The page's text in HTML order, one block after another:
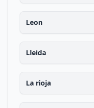
Leon
Lleida
La rioja